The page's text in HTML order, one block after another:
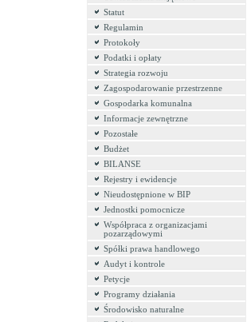
Statut
Regulamin
Protokoły
Podatki i opłaty
Strategia rozwoju
Zagospodarowanie przestrzenne
Gospodarka komunalna
Informacje zewnętrzne
Pozostałe
Budżet
BILANSE
Rejestry i ewidencje
Nieudostępnione w BIP
Jednostki pomocnicze
Współpraca z organizacjami
pozarządowymi
Spółki prawa handlowego
Audyt i kontrole
Petycje
Programy działania
Środowisko naturalne